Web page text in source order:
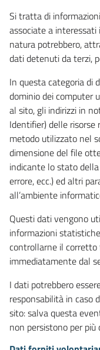
Si tratta di
associate a
natura potrebbero,
dati detenuti da terzi,
In questa categoria di
dominio dei computer
al sito, gli indirizzi in
Identifier) delle risorse
metodo utilizzato nel
dimensione del file
indicante lo stato
errore, ecc.) ed altri
all’ambiente
Questi dati vengono
informazioni
controllarne il
immediatamente dal
I dati potrebbero
responsabilità in caso
sito: salva questa
non persistono per più